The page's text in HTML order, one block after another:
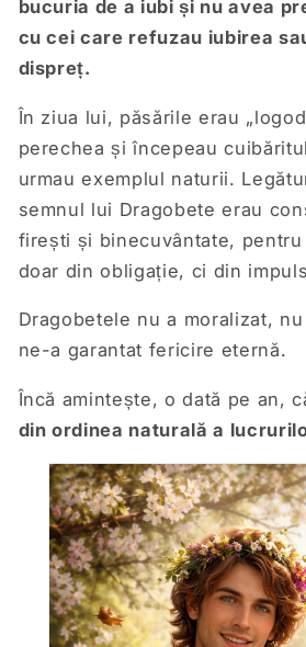
bucuria de a iubi și nu avea
cu cei care refuzau iubirea
dispreț.
În ziua lui, păsările erau
perechea și începeau
urmau exemplul naturii.
semnul lui Dragobete erau
firești și binecuvântate, pentru
doar din obligație, ci din
Dragobetele nu a moralizat,
ne-a garantat fericire eternă.
Încă amintește, o dată pe an,
din ordinea naturală a